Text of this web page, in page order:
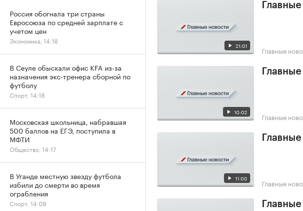
21:01 Главные
10:02 Главные
11:00 Главные
Россия обогнала три страны
Евросоюза по средней зарплате с
учетом цен
Экономика, 14:18
В Сеуле обыскали офис KFA из-за
назначения экс-тренера сборной по
футболу
Спорт, 14:18
Московская школьница, набравшая
500 баллов на ЕГЭ, поступила в
МФТИ
Общество, 14:17
В Уганде местную звезду футбола
избили до смерти во время
ограбления
Спорт, 14:09